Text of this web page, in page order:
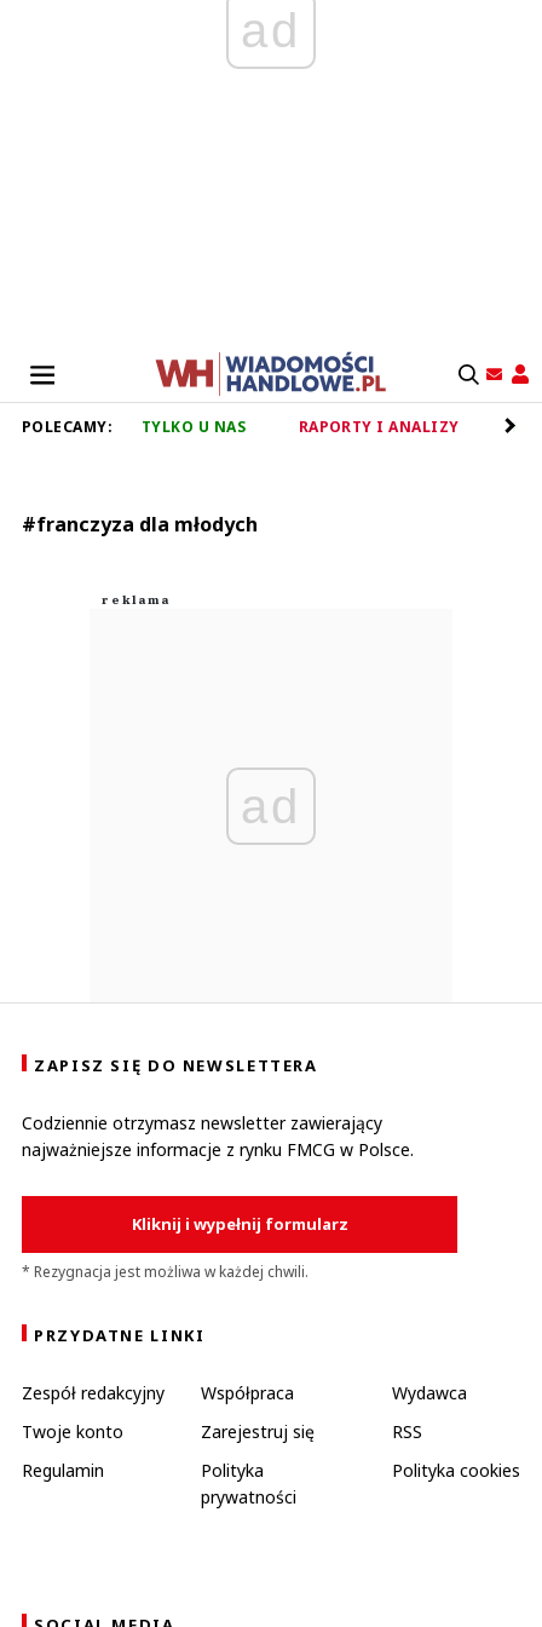
ad
POLECAMY: TYLKO U NAS RAPORTY I ANALIZY
#franczyza dla młodych
ad
ZAPISZ SIĘ DO NEWSLETTERA
Codziennie otrzymasz newsletter zawierający
najważniejsze informacje z rynku FMCG w Polsce.
Kliknij i wypełnij formularz
* Rezygnacja jest możliwa w każdej chwili.
PRZYDATNE LINKI
Zespół redakcyjny Współpraca
Wydawca
Twoje konto
Zarejestruj się
RSS
Regulamin
Polityka
prywatności
Polityka cookies